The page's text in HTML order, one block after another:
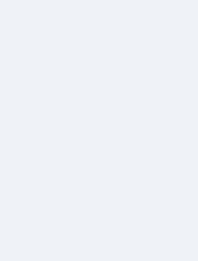
を毎日食べたらどうな
ベリーを毎日食べた
を毎日食べたらどうな